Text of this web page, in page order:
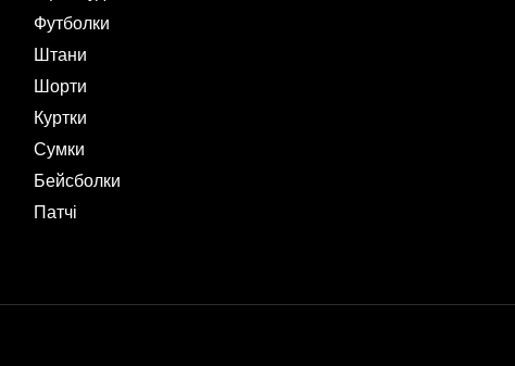
Футболки
Штани
Шорти
Куртки
Сумки
Бейсболки
Патчі